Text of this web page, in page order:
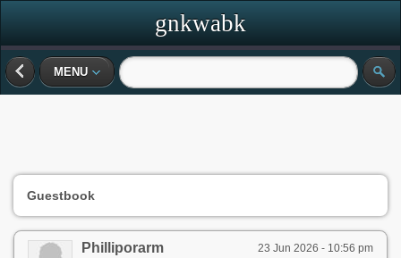
gnkwabk
MENU
Guestbook
23 Jun 2026 - 10:56 pm
Philliporarm